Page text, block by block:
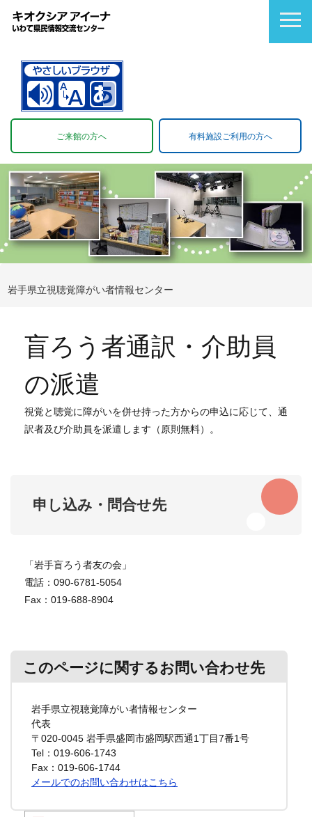
ご来館の方へ 有料施設ご利用の方へ
岩手県立視聴覚障がい者情報センター
盲ろう者通訳・介助員
の派遣
視覚と聴覚に障がいを併せ持った方からの申込に応じて、通
訳者及び介助員を派遣します（原則無料）。
申し込み・問合せ先
「岩手盲ろう者友の会」
電話：090-6781-5054
Fax：019-688-8904
このページに関するお問い合わせ先
岩手県立視聴覚障がい者情報センター
代表
〒020-0045 岩手県盛岡市盛岡駅西通1丁目7番1号
Tel：019-606-1743
Fax：019-606-1744
メールでのお問い合わせはこちら